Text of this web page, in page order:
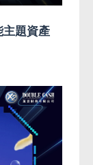
主題資產